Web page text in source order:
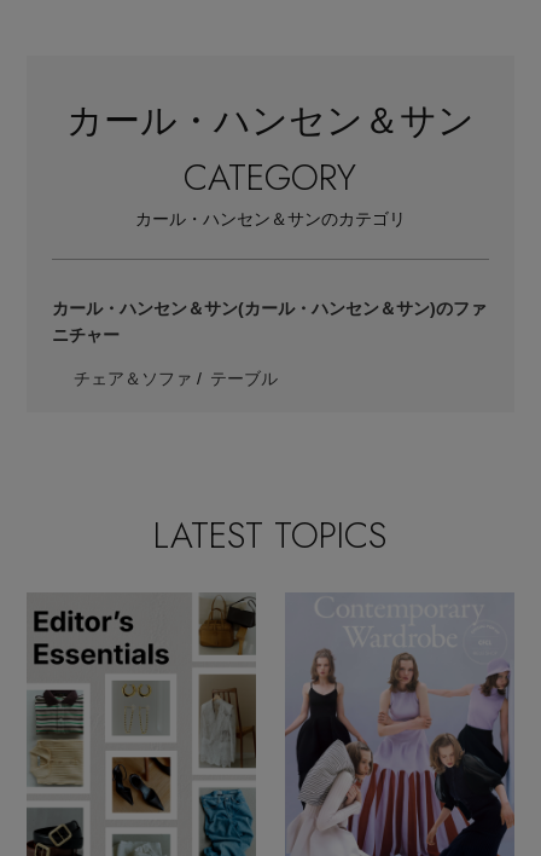
カール・ハンセン＆サン
CATEGORY
カール・ハンセン＆サンのカテゴリ
カール・ハンセン＆サン(カール・ハンセン＆サン)のファ
ニチャー
チェア＆ソファ テーブル
LATEST TOPICS